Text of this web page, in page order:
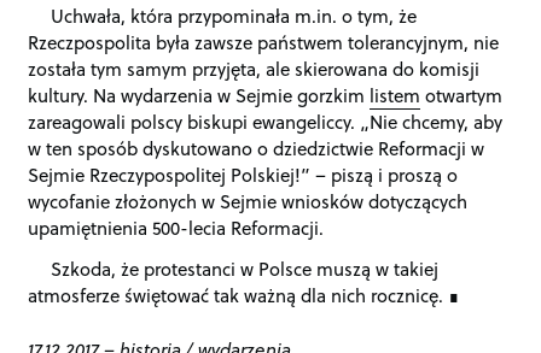
Uchwała, która przypominała m.in. o tym, że
Rzeczpospolita była zawsze państwem tolerancyjnym, nie
została tym samym przyjęta, ale skierowana do komisji
kultury. Na wydarzenia w Sejmie gorzkim listem otwartym
zareagowali polscy biskupi ewangeliccy. „Nie chcemy, aby
w ten sposób dyskutowano o dziedzictwie Reformacji w
Sejmie Rzeczypospolitej Polskiej!” – piszą i proszą o
wycofanie złożonych w Sejmie wniosków dotyczących
upamiętnienia 500-lecia Reformacji.
Szkoda, że protestanci w Polsce muszą w takiej
atmosferze świętować tak ważną dla nich rocznicę.